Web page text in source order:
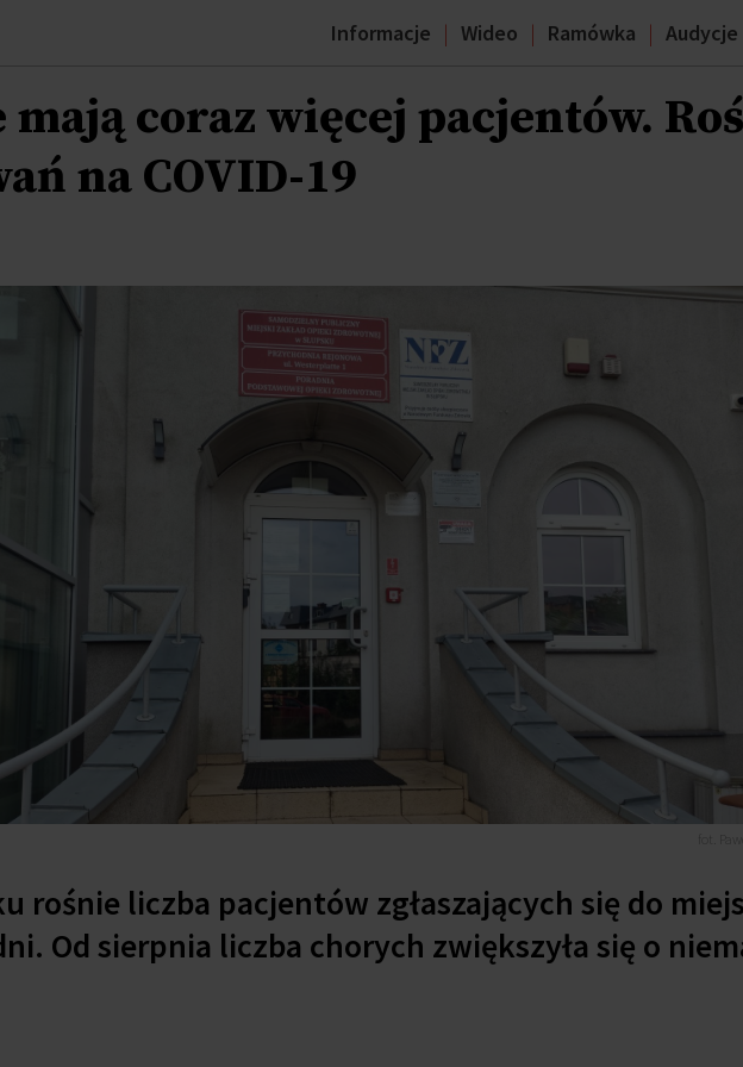
Informacje Wideo Ramówka Audycje
mają coraz więcej pacjentów.
na COVID-19
rośnie liczba pacjentów zgłaszających się do
Od sierpnia liczba chorych zwiększyła się o